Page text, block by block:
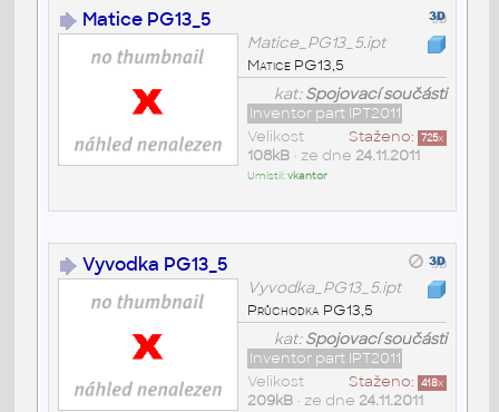
Matice PG13_5
Matice_PG13_5.ipt
Matice PG13,5
kat:Spojovací součásti
Inventor part IPT2011
Staženo: 725x
Velikost
108kB• ze dne 24.11.2011
Umístil:vkantor
Vyvodka PG13_5
Vyvodka_PG13_5.ipt
Průchodka PG13,5
kat:Spojovací součásti
Inventor part IPT2011
Staženo: 418x
Velikost
209kB• ze dne 24.11.2011